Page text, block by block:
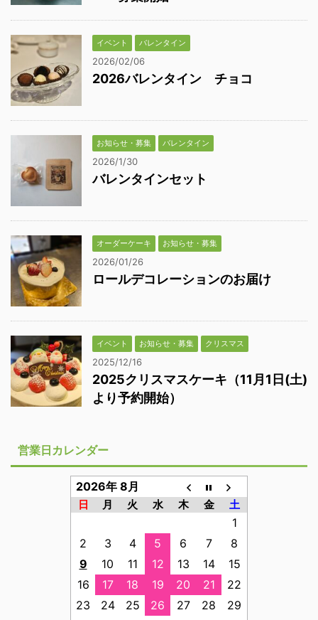
イベント バレンタイン
2026/02/06
2026バレンタイン チョコ
お知らせ・募集 バレンタイン
2026/1/30
バレンタインセット
オーダーケーキ お知らせ・募集
2026/01/26
ロールデコレーションのお届け
イベント お知らせ・募集 クリスマス
2025/12/16
2025クリスマスケーキ（11月1日(土)
より予約開始）
営業日カレンダー
2026年 8月
日 月 火 水 木 金 土
1
2
3 4 5 6 7
8
9
10 11 12 13 14
15
16
17 18 19 20 21
22
23
24 25 26 27 28
29